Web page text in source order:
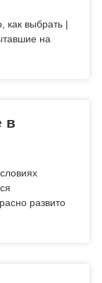
как выбрать |
на
в
развито